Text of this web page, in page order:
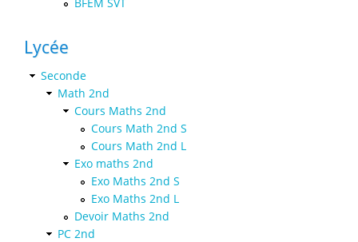
Lycée
Seconde
Math 2nd
Cours Maths 2nd
Cours Math 2nd S
Cours Math 2nd L
Exo maths 2nd
Exo Maths 2nd S
Exo Maths 2nd L
Devoir Maths 2nd
PC 2nd